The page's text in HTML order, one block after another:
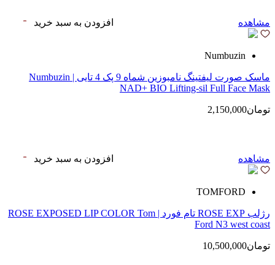
مشاهده افزودن به سبد خرید
Numbuzin
ماسک صورت لیفتینگ نامبوزین شماه 9 پک 4 تایی | Numbuzin
NAD+ BIO Lifting-sil Full Face Mask
تومان2,150,000
مشاهده افزودن به سبد خرید
TOMFORD
رژلب ROSE EXP تام فورد | ROSE EXPOSED LIP COLOR Tom
Ford N3 west coast
تومان10,500,000